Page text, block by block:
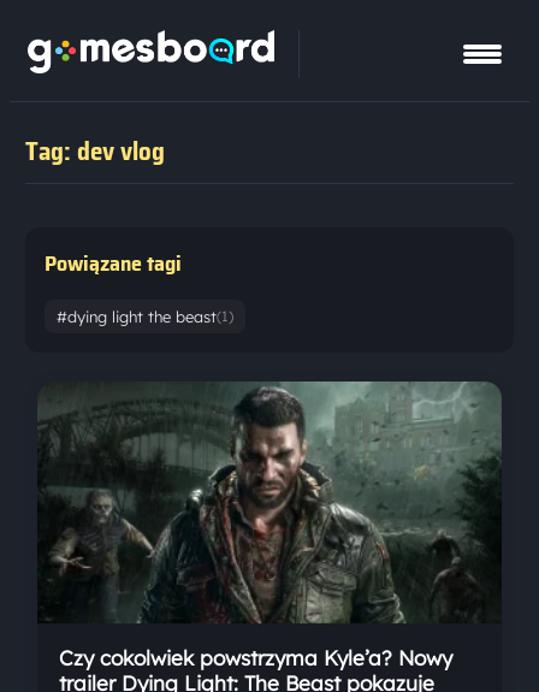
Tag: dev vlog
Powiązane tagi
#dying light the beast(1)
Czy cokolwiek powstrzyma Kyle’a? Nowy
trailer Dying Light: The Beast pokazuje